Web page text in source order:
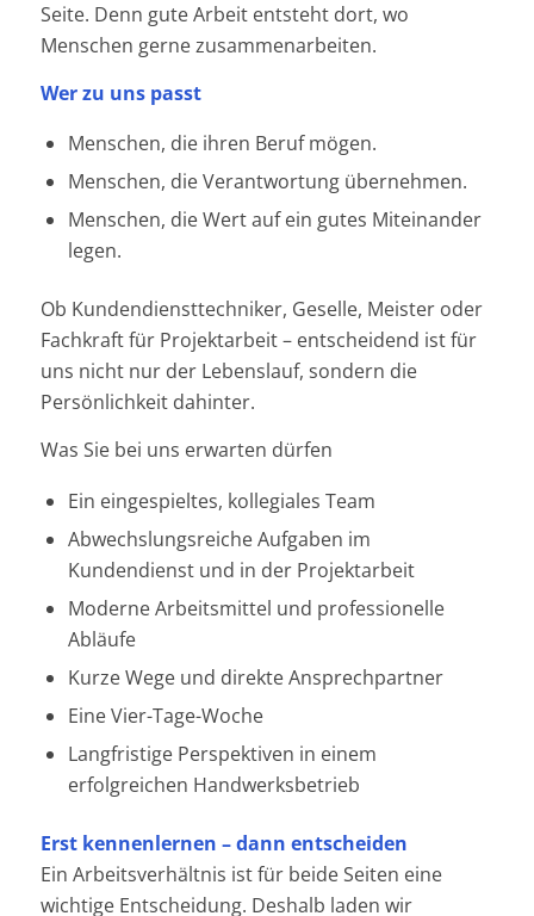
Seite. Denn gute Arbeit entsteht dort, wo
Menschen gerne zusammenarbeiten.
Wer zu uns passt
Menschen, die ihren Beruf mögen.
Menschen, die Verantwortung übernehmen.
Menschen, die Wert auf ein gutes Miteinander
legen.
Ob Kundendiensttechniker, Geselle, Meister oder
Fachkraft für Projektarbeit – entscheidend ist für
uns nicht nur der Lebenslauf, sondern die
Persönlichkeit dahinter.
Was Sie bei uns erwarten dürfen
Ein eingespieltes, kollegiales Team
Abwechslungsreiche Aufgaben im
Kundendienst und in der ­Projektarbeit
Moderne Arbeitsmittel und professionelle
Abläufe
Kurze Wege und direkte Ansprechpartner
Eine Vier-Tage-Woche
Langfristige Perspektiven in einem
erfolgreichen Handwerksbetrieb
Erst kennenlernen – dann entscheiden
Ein Arbeitsverhältnis ist für beide Seiten eine
wichtige Entscheidung. Deshalb laden wir